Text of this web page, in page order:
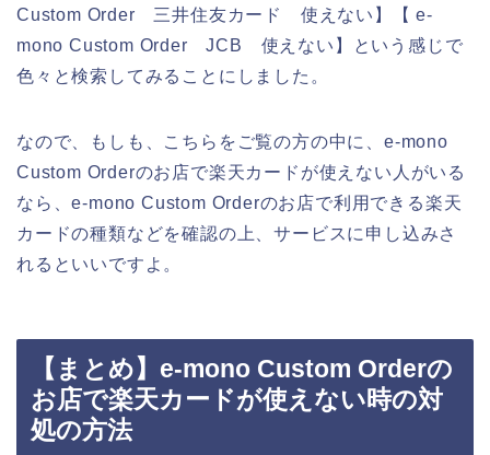
Custom Order 三井住友カード 使えない】【 e-
mono Custom Order JCB 使えない】という感じで
色々と検索してみることにしました。
なので、もしも、こちらをご覧の方の中に、e-mono
Custom Orderのお店で楽天カードが使えない人がいる
なら、e-mono Custom Orderのお店で利用できる楽天
カードの種類などを確認の上、サービスに申し込みさ
れるといいですよ。
【まとめ】e-mono Custom Orderの
お店で楽天カードが使えない時の対
処の方法